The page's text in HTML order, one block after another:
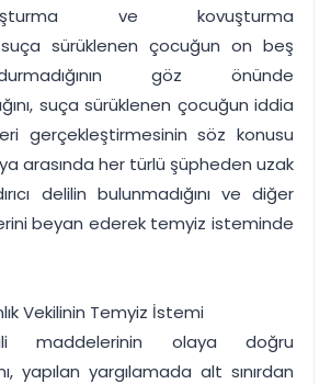
ve kovuşturma
sürüklenen çocuğun on beş
göz önünde
suça sürüklenen çocuğun iddia
gerçekleştirmesinin söz konusu
arasında her türlü şüpheden uzak
delilin bulunmadığını ve diğer
beyan ederek temyiz isteminde
Vekilinin Temyiz İstemi
maddelerinin olaya doğru
yapılan yargılamada alt sınırdan